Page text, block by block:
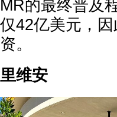
MR的最终普及
仅42亿美元，
资。
里维安